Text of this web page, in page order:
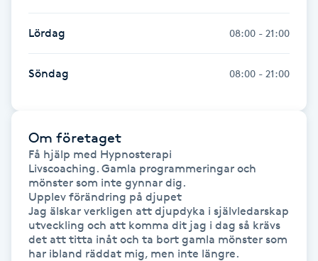
Hatha Yoga
Headspa
Herrklippning
HIFU
Hollywood Peel
Hot Stone Massage
Lördag 08:00 - 21:00
Söndag 08:00 - 21:00
Om företaget
Få hjälp med Hypnosterapi
Livscoaching. Gamla programmeringar och
mönster som inte gynnar dig.
Upplev förändring på djupet
Jag älskar verkligen att djupdyka i självledarskap
utveckling och att komma dit jag i dag så krävs
det att titta inåt och ta bort gamla mönster som
har ibland räddat mig, men inte längre.